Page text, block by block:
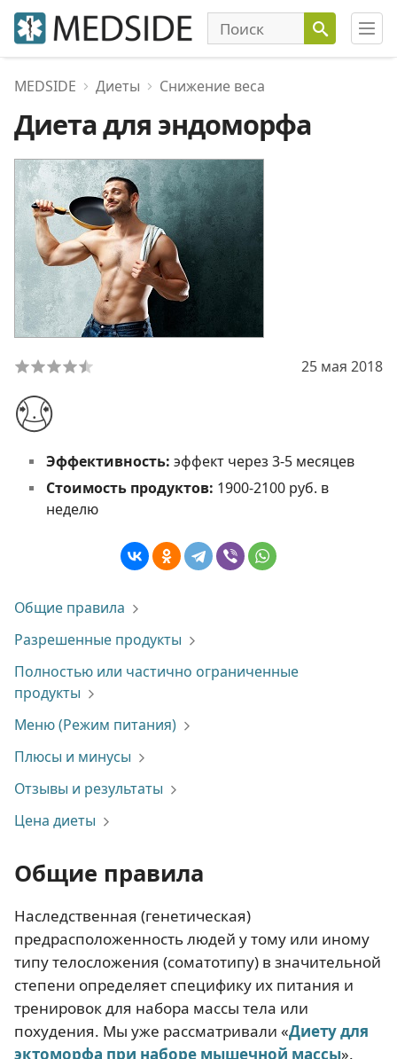
MEDSIDE Диеты Снижение веса
Диета для эндоморфа
25 мая 2018
Эффективность: эффект через 3-5 месяцев
Стоимость продуктов: 1900-2100 руб. в
неделю
Общие правила
Разрешенные продукты
Полностью или частично ограниченные
продукты
Меню (Режим питания)
Плюсы и минусы
Отзывы и результаты
Цена диеты
Общие правила
Наследственная (генетическая)
предрасположенность людей у тому или иному
типу телосложения (соматотипу) в значительной
степени определяет специфику их питания и
тренировок для набора массы тела или
похудения. Мы уже рассматривали «Диету для
эктоморфа при наборе мышечной массы».